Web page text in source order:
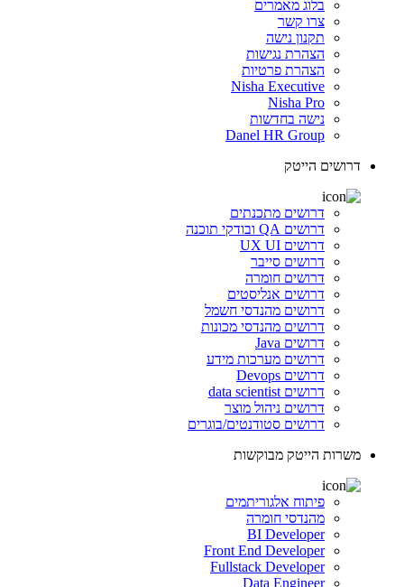
בלוג מאמרים
צרו קשר
תקנון נישה
הצהרת נגישות
הצהרת פרטיות
Nisha Executive
Nisha Pro
נישה בחדשות
Danel HR Group
דרושים הייטק
דרושים מתכנתים
דרושים QA ובודקי תוכנה
דרושים UX UI
דרושים סייבר
דרושים חומרה
דרושים אנליסטים
דרושים מהנדסי חשמל
דרושים מהנדסי מכונות
דרושים Java
דרושים מערכות מידע
דרושים Devops
דרושים data scientist
דרושים ניהול מוצר
דרושים סטודנטים/בוגרים
משרות הייטק מבוקשות
פיתוח אלגוריתמים
מהנדסי חומרה
BI Developer
Front End Developer
Fullstack Developer
Data Engineer